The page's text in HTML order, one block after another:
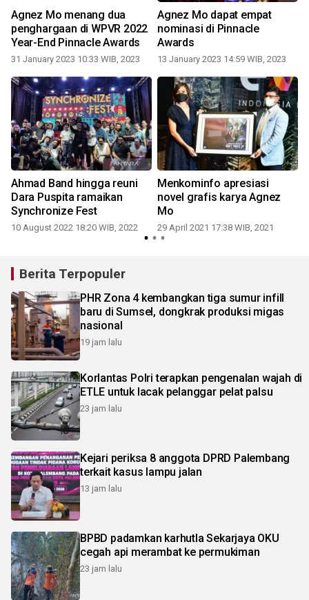
Agnez Mo menang dua
penghargaan di WPVR 2022
Year-End Pinnacle Awards
31 January 2023 10:33 WIB, 2023
Agnez Mo dapat empat
nominasi di Pinnacle
Awards
13 January 2023 14:59 WIB, 2023
Ahmad Band hingga reuni
Dara Puspita ramaikan
Synchronize Fest
10 August 2022 18:20 WIB, 2022
Menkominfo apresiasi
novel grafis karya Agnez
Mo
29 April 2021 17:38 WIB, 2021
Berita Terpopuler
PHR Zona 4 kembangkan tiga sumur infill
baru di Sumsel, dongkrak produksi migas
nasional
19 jam lalu
Korlantas Polri terapkan pengenalan wajah di
ETLE untuk lacak pelanggar pelat palsu
23 jam lalu
Kejari periksa 8 anggota DPRD Palembang
terkait kasus lampu jalan
13 jam lalu
BPBD padamkan karhutla Sekarjaya OKU
cegah api merambat ke permukiman
23 jam lalu